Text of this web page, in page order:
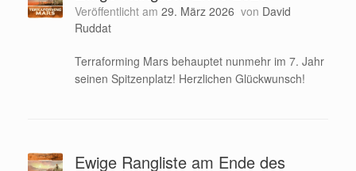
Veröffentlicht am 29. März 2026 von David
Ruddat
Terraforming Mars behauptet nunmehr im 7. Jahr
seinen Spitzenplatz! Herzlichen Glückwunsch!
Ewige Rangliste am Ende des